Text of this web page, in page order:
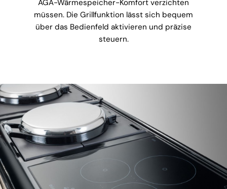
AGA-Wärmespeicher-Komfort verzichten
müssen. Die Grillfunktion lässt sich bequem
über das Bedienfeld aktivieren und präzise
steuern.